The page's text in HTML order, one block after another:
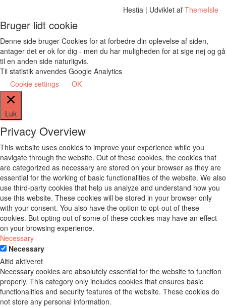
Hestia | Udviklet af ThemeIsle
Bruger lidt cookie
Denne side bruger Cookies for at forbedre din oplevelse af siden,
antager det er ok for dig - men du har muligheden for at sige nej og gå
til en anden side naturligvis.
Til statistik anvendes Google Analytics
Cookie settings
OK
Luk
Privacy Overview
This website uses cookies to improve your experience while you
navigate through the website. Out of these cookies, the cookies that
are categorized as necessary are stored on your browser as they are
essential for the working of basic functionalities of the website. We also
use third-party cookies that help us analyze and understand how you
use this website. These cookies will be stored in your browser only
with your consent. You also have the option to opt-out of these
cookies. But opting out of some of these cookies may have an effect
on your browsing experience.
Necessary
Necessary
Altid aktiveret
Necessary cookies are absolutely essential for the website to function
properly. This category only includes cookies that ensures basic
functionalities and security features of the website. These cookies do
not store any personal information.